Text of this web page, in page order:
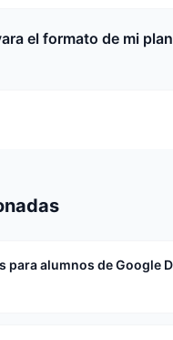
el formato de mi
para alumnos de Google